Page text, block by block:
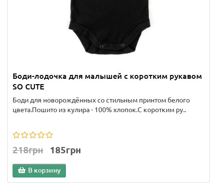
Боди-лодочка для малышей с коротким рукавом
SO CUTE
Боди для новорождённых со стильным принтом белого
цвета.Пошито из кулира - 100% хлопок.С коротким ру..
218грн 185грн
В корзину